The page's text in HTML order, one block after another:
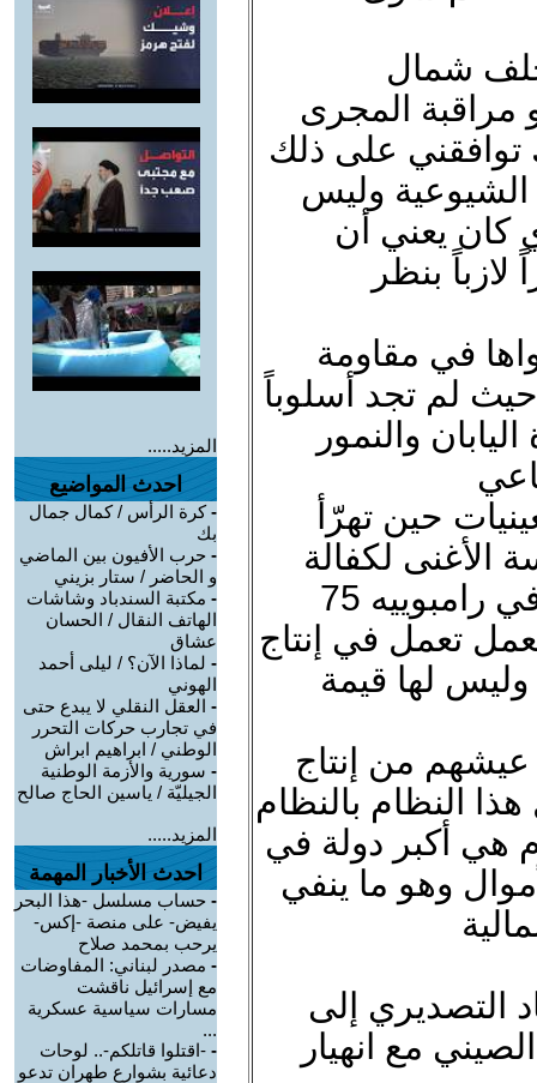
شمال
وما بعد هو مراقبة المجرى
توافقني على ذلك
وليس
كان يعني أن
بنظر
في مقاومة
لم تجد أسلوباً
والنمور
حين تهرّأ
الأغنى لكفالة
75
من قوى العمل تعمل في إنتاج
لها قيمة
من إنتاج
النظام بالنظام
هي أكبر دولة في
وهو ما ينفي
التصديري إلى
مع انهيار
المزيد.....
احدث المواضيع
-كرة الرأس / كمال جمال
بك
- حرب الأفيون بين الماضي
و الحاضر / ستار بزيني
- مكتبة السندباد وشاشات
الهاتف النقال / الحسان
عشاق
- لماذا الآن؟ / ليلى أحمد
الهوني
- العقل النقلي لا يبدع حتى
في تجارب حركات التحرر
الوطني / ابراهيم ابراش
- سورية والأزمة الوطنية
الجيليّة / ياسين الحاج صالح
المزيد.....
احدث الأخبار المهمة
- حساب مسلسل -هذا البحر
يفيض- على منصة -إكس-
يرحب بمحمد صلاح
- مصدر لبناني: المفاوضات
مع إسرائيل ناقشت
مسارات سياسية عسكرية
...
- -اقتلوا قاتلكم-.. لوحات
دعائية بشوارع طهران تدعو